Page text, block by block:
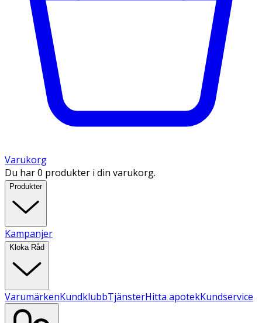
Varukorg
Du har 0 produkter i din varukorg.
Produkter
Kampanjer
Kloka Råd
VarumärkenKundklubbTjänsterHitta apotekKundservice